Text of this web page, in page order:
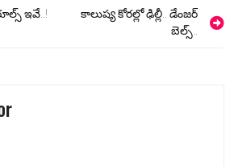
ఇవే..!
కాలుష్య కోరల్లో ఢిల్లీ.. డేంజర్
బెల్స్..